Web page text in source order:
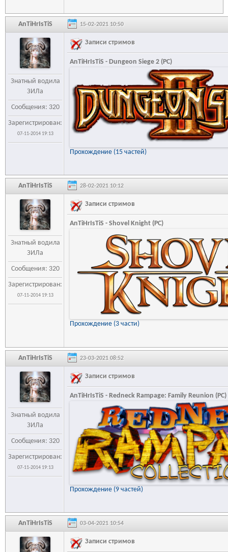
AnTiHrIsTiS 15-02-2021 10:50
Знатный водила
ЗИЛа
Сообщения: 320
Зарегистрирован:
07-11-2014 19:13
Записи стримов
AnTiHrIsTiS - Dungeon Siege 2 (PC)
Прохождение (15 частей)
AnTiHrIsTiS 28-02-2021 10:12
Знатный водила
ЗИЛа
Сообщения: 320
Зарегистрирован:
07-11-2014 19:13
Записи стримов
AnTiHrIsTiS - Shovel Knight (PC)
Прохождение (3 части)
AnTiHrIsTiS 23-03-2021 08:52
Знатный водила
ЗИЛа
Сообщения: 320
Зарегистрирован:
07-11-2014 19:13
Записи стримов
AnTiHrIsTiS - Redneck Rampage: Family Reunion (PC)
Прохождение (9 частей)
AnTiHrIsTiS 03-04-2021 10:54
Записи стримов